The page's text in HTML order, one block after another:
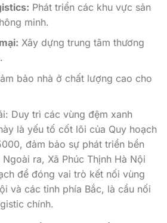
Phát triển các khu vực sản
minh.
Xây dựng trung tâm thương
bảo nhà ở chất lượng cao cho
Duy trì các vùng đệm xanh
là yếu tố cốt lõi của Quy hoạch
đảm bảo sự phát triển bền
ra, Xã Phúc Thịnh Hà Nội
để đóng vai trò kết nối vùng
và các tỉnh phía Bắc, là cầu nối
chính.